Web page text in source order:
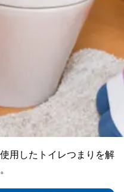
用したトイレつまりを解